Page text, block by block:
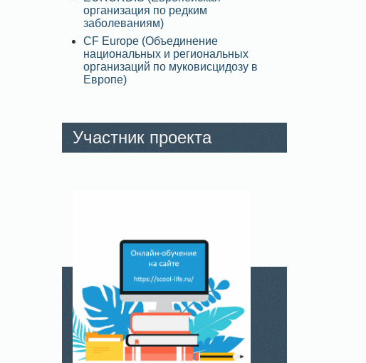
организация по редким
заболеваниям)
CF Europe (Объединение
национальных и региональных
организаций по муковисцидозу в
Европе)
Участник проекта